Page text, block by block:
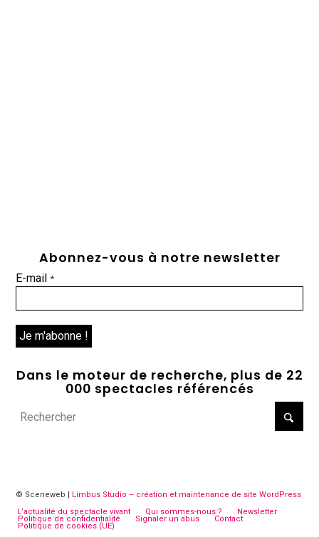
Abonnez-vous à notre newsletter
E-mail*
Dans le moteur de recherche, plus de 22
000 spectacles référencés
© Sceneweb | Limbus Studio – création et maintenance de site WordPress
L’actualité du spectacle vivant
Qui sommes-nous ? Newsletter
Politique de confidentialité Signaler un abus Contact
Politique de cookies (UE)